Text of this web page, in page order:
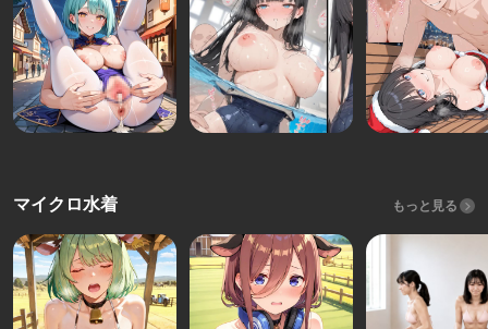
マイクロ水着 もっと見る